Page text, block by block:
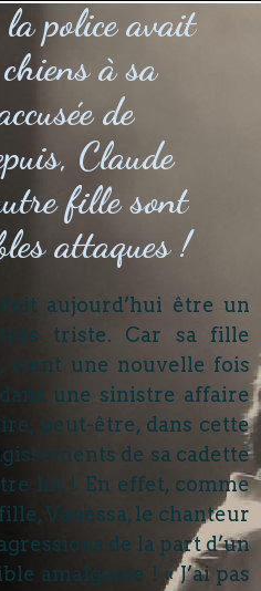
police avait
à sa
de
Claude
fille sont
attaques !
aujourd’hui être un
triste. Car sa fille
vient une nouvelle fois
une sinistre affaire
peut-être, dans cette
de sa cadette
lui ! En effet, comme
Vanessa, le chanteur
de la part d’un
amalgame ! « J’ai pas